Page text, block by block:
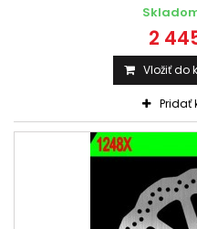
2
Vložiť do
Pridať